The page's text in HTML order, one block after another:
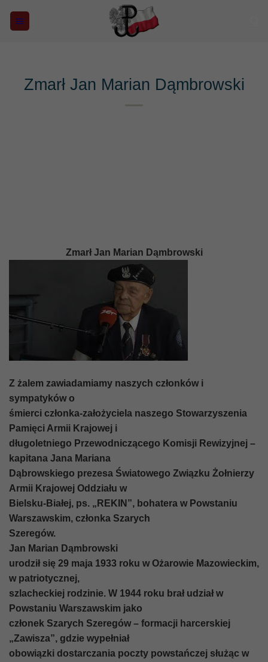
treści
Zmarł Jan Marian Dąmbrowski
Zmarł Jan Marian Dąmbrowski
Z żalem zawiadamiamy naszych członków i
sympatyków o
śmierci członka-założyciela naszego Stowarzyszenia
Pamięci Armii Krajowej i
długoletniego Przewodniczącego Komisji Rewizyjnej –
kapitana Jana Mariana
Dąbrowskiego prezesa Światowego Związku Żołnierzy
Armii Krajowej Oddziału w
Bielsku-Białej, ps. „REKIN”, bohatera w Powstaniu
Warszawskim, członka Szarych
Szeregów.
Jan Marian Dąmbrowski
urodził się 29 maja 1933 roku w Ożarowie Mazowieckim,
w patriotycznej,
szlacheckiej rodzinie. W 1944 roku brał udział w
Powstaniu Warszawskim jako
członek Szarych Szeregów – formacji harcerskiej
„Zawisza”, gdzie wypełniał
obowiązki dostarczania poczty powstańczej służąc w